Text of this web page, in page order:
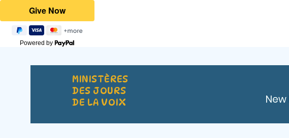
Powered by
MINISTÈRES
DES JOURS
DE LA VOIX